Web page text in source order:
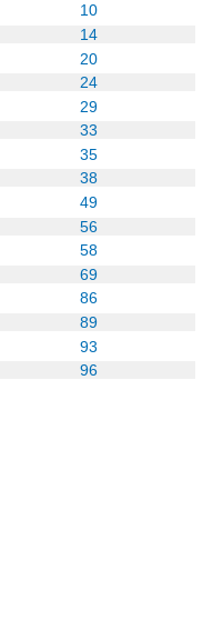
10
14
20
24
29
33
35
38
49
56
58
69
86
89
93
96